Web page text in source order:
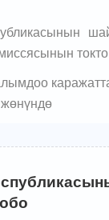
жөнүндө